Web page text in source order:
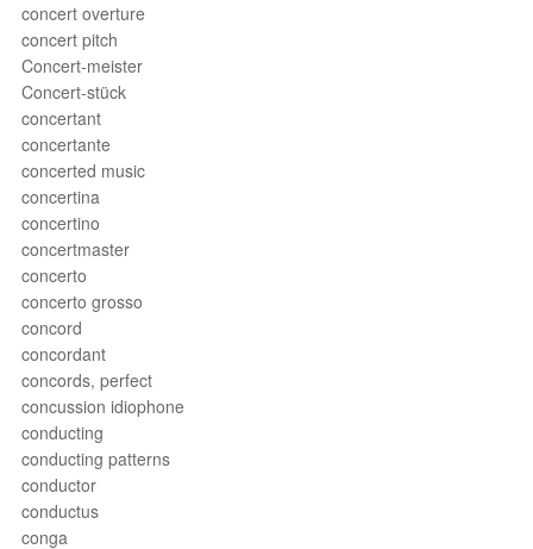
concert overture
concert pitch
Concert-meister
Concert-stück
concertant
concertante
concerted music
concertina
concertino
concertmaster
concerto
concerto grosso
concord
concordant
concords, perfect
concussion idiophone
conducting
conducting patterns
conductor
conductus
conga